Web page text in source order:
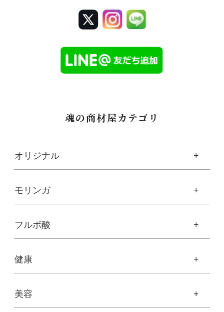
魂の商材屋カテゴリ
オリジナル
魂の商材屋オリジナル
├オリジナルスキンケア
├美容液・乳液・クリーム・オイル
├アルピニエッセンス化粧品
├紫外線・ブルーライト
└
├オリジナルヘアケア
モリンガ
モリンガ
├解説 モリンガとは
├発酵モリンガ
├モリンガブライト化粧品
├ モリンガサプリメント
├スキン＆ボディケア
フルボ酸
フルボ酸
├フルボ酸 太古の泉
健康
健康
├ミネラル
美容